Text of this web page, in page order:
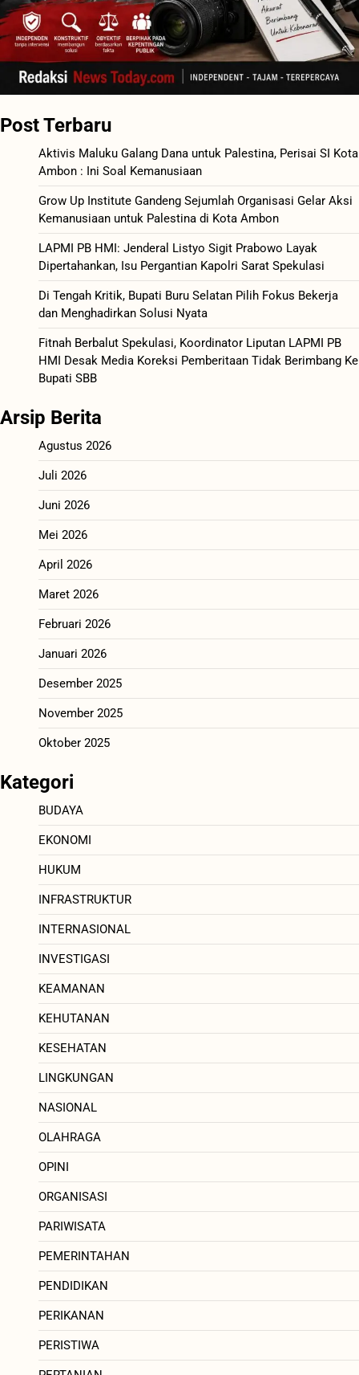
Post Terbaru
Aktivis Maluku Galang Dana untuk Palestina, Perisai SI Kota
Ambon : Ini Soal Kemanusiaan
Grow Up Institute Gandeng Sejumlah Organisasi Gelar Aksi
Kemanusiaan untuk Palestina di Kota Ambon
LAPMI PB HMI: Jenderal Listyo Sigit Prabowo Layak
Dipertahankan, Isu Pergantian Kapolri Sarat Spekulasi
Di Tengah Kritik, Bupati Buru Selatan Pilih Fokus Bekerja
dan Menghadirkan Solusi Nyata
Fitnah Berbalut Spekulasi, Koordinator Liputan LAPMI PB
HMI Desak Media Koreksi Pemberitaan Tidak Berimbang Ke
Bupati SBB
Arsip Berita
Agustus 2026
Juli 2026
Juni 2026
Mei 2026
April 2026
Maret 2026
Februari 2026
Januari 2026
Desember 2025
November 2025
Oktober 2025
Kategori
BUDAYA
EKONOMI
HUKUM
INFRASTRUKTUR
INTERNASIONAL
INVESTIGASI
KEAMANAN
KEHUTANAN
KESEHATAN
LINGKUNGAN
NASIONAL
OLAHRAGA
OPINI
ORGANISASI
PARIWISATA
PEMERINTAHAN
PENDIDIKAN
PERIKANAN
PERISTIWA